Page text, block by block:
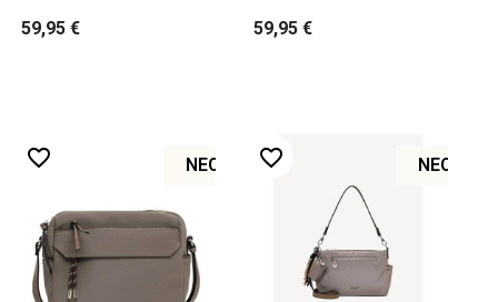
59,95 € 59,95 €
ΝΈΟ
favorite_border ΝΈΟ
favorite_border